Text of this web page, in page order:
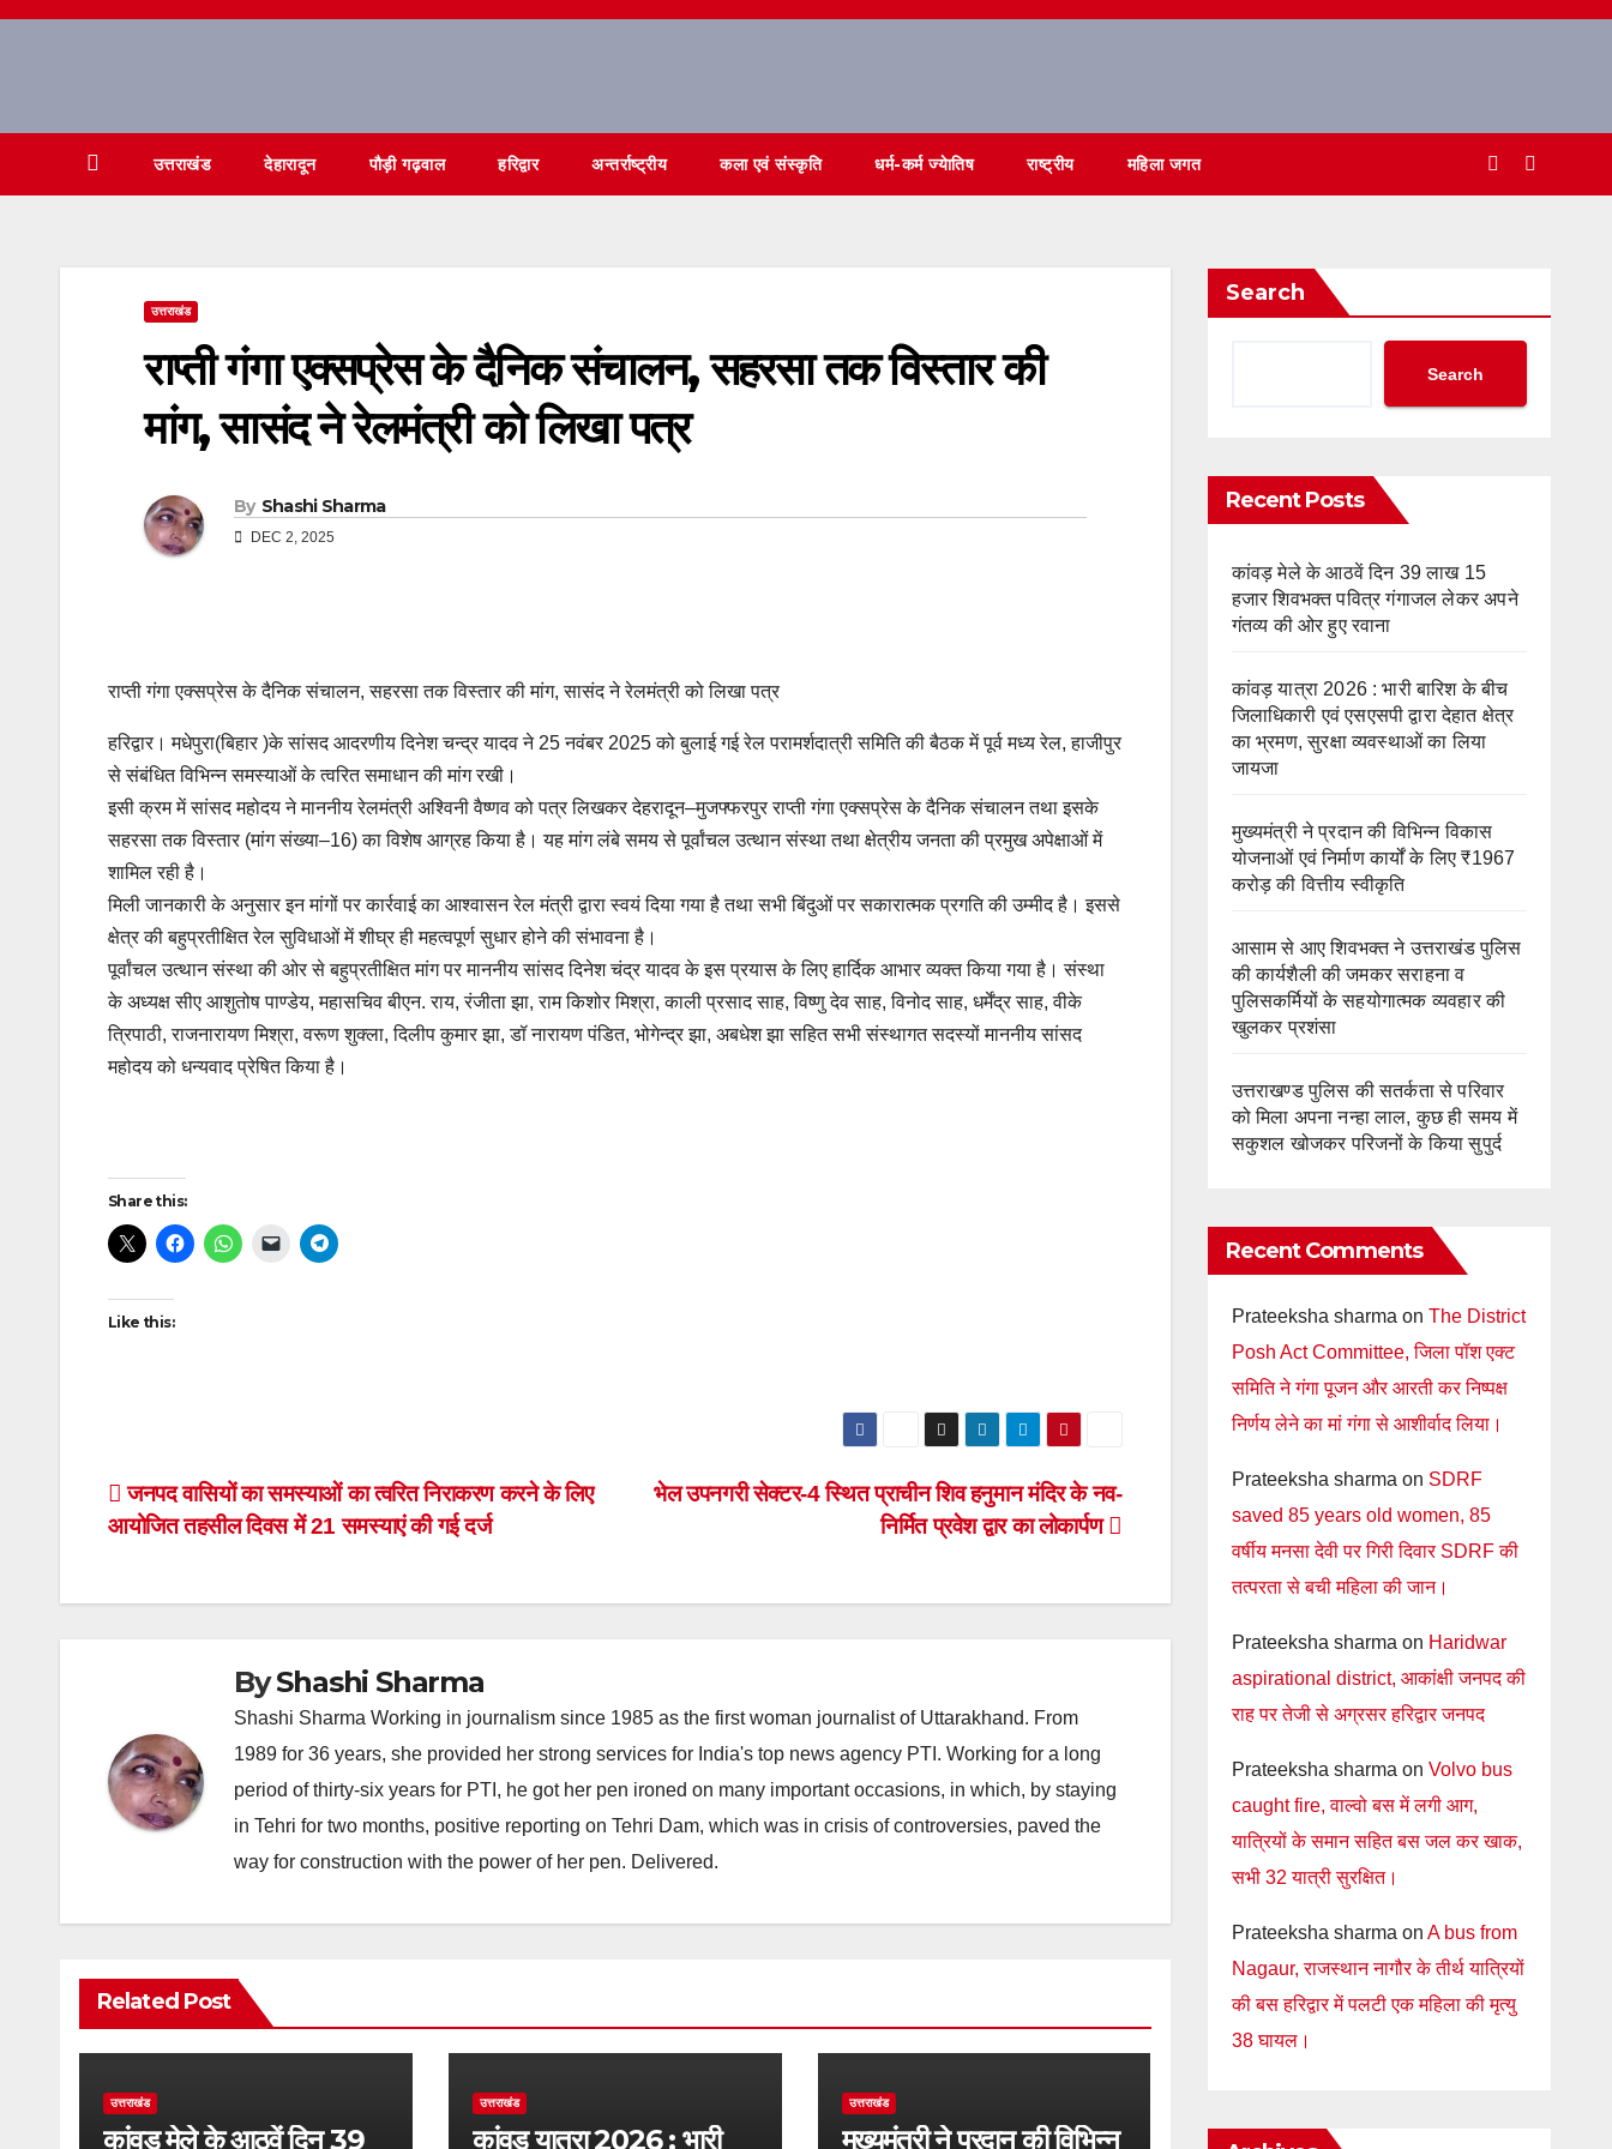
Skip
उत्तराखंड देहारादून पौड़ी गढ़वाल हरिद्वार अन्तर्राष्ट्रीय कला एवं संस्कृति धर्म-कर्म ज्येातिष राष्ट्रीय महिला जगत
उत्तराखंड
राप्ती गंगा एक्सप्रेस के दैनिक संचालन, सहरसा तक विस्तार की
मांग, सासंद ने रेलमंत्री को लिखा पत्र
By Shashi Sharma
DEC 2, 2025
राप्ती गंगा एक्सप्रेस के दैनिक संचालन, सहरसा तक विस्तार की मांग, सासंद ने रेलमंत्री को लिखा पत्र
हरिद्वार। मधेपुरा(बिहार )के सांसद आदरणीय दिनेश चन्द्र यादव ने 25 नवंबर 2025 को बुलाई गई रेल परामर्शदात्री समिति की बैठक में पूर्व मध्य रेल, हाजीपुर
से संबंधित विभिन्न समस्याओं के त्वरित समाधान की मांग रखी।
इसी क्रम में सांसद महोदय ने माननीय रेलमंत्री अश्विनी वैष्णव को पत्र लिखकर देहरादून–मुजफ्फरपुर राप्ती गंगा एक्सप्रेस के दैनिक संचालन तथा इसके
सहरसा तक विस्तार (मांग संख्या–16) का विशेष आग्रह किया है। यह मांग लंबे समय से पूर्वांचल उत्थान संस्था तथा क्षेत्रीय जनता की प्रमुख अपेक्षाओं में
शामिल रही है।
मिली जानकारी के अनुसार इन मांगों पर कार्रवाई का आश्वासन रेल मंत्री द्वारा स्वयं दिया गया है तथा सभी बिंदुओं पर सकारात्मक प्रगति की उम्मीद है। इससे
क्षेत्र की बहुप्रतीक्षित रेल सुविधाओं में शीघ्र ही महत्वपूर्ण सुधार होने की संभावना है।
पूर्वांचल उत्थान संस्था की ओर से बहुप्रतीक्षित मांग पर माननीय सांसद दिनेश चंद्र यादव के इस प्रयास के लिए हार्दिक आभार व्यक्त किया गया है। संस्था
के अध्यक्ष सीए आशुतोष पाण्डेय, महासचिव बीएन. राय, रंजीता झा, राम किशोर मिश्रा, काली प्रसाद साह, विष्णु देव साह, विनोद साह, धर्मेंद्र साह, वीके
त्रिपाठी, राजनारायण मिश्रा, वरूण शुक्ला, दिलीप कुमार झा, डॉ नारायण पंडित, भोगेन्द्र झा, अबधेश झा सहित सभी संस्थागत सदस्यों माननीय सांसद
महोदय को धन्यवाद प्रेषित किया है।
Post
navigation
Share this:
Like this:
Post
navigation
भेल उपनगरी सेक्टर-4 स्थित प्राचीन शिव हनुमान मंदिर के नव-
निर्मित प्रवेश द्वार का लोकार्पण
जनपद वासियों का समस्याओं का त्वरित निराकरण करने के लिए
आयोजित तहसील दिवस में 21 समस्याएं की गई दर्ज
ByShashi Sharma
Shashi Sharma Working in journalism since 1985 as the first woman journalist of Uttarakhand. From
1989 for 36 years, she provided her strong services for India's top news agency PTI. Working for a long
period of thirty-six years for PTI, he got her pen ironed on many important occasions, in which, by staying
in Tehri for two months, positive reporting on Tehri Dam, which was in crisis of controversies, paved the
way for construction with the power of her pen. Delivered.
Related Post
उत्तराखंड
कांवड़ मेले के आठवें दिन 39
उत्तराखंड
कांवड़ यात्रा 2026 : भारी
उत्तराखंड
मुख्यमंत्री ने प्रदान की विभिन्न
Search
Search
Recent Posts
कांवड़ मेले के आठवें दिन 39 लाख 15
हजार शिवभक्त पवित्र गंगाजल लेकर अपने
गंतव्य की ओर हुए रवाना
कांवड़ यात्रा 2026 : भारी बारिश के बीच
जिलाधिकारी एवं एसएसपी द्वारा देहात क्षेत्र
का भ्रमण, सुरक्षा व्यवस्थाओं का लिया
जायजा
मुख्यमंत्री ने प्रदान की विभिन्न विकास
योजनाओं एवं निर्माण कार्यों के लिए ₹1967
करोड़ की वित्तीय स्वीकृति
आसाम से आए शिवभक्त ने उत्तराखंड पुलिस
की कार्यशैली की जमकर सराहना व
पुलिसकर्मियों के सहयोगात्मक व्यवहार की
खुलकर प्रशंसा
उत्तराखण्ड पुलिस की सतर्कता से परिवार
को मिला अपना नन्हा लाल, कुछ ही समय में
सकुशल खोजकर परिजनों के किया सुपुर्द
Recent Comments
Prateeksha sharma on The District
Posh Act Committee, जिला पॉश एक्ट
समिति ने गंगा पूजन और आरती कर निष्पक्ष
निर्णय लेने का मां गंगा से आशीर्वाद लिया।
Prateeksha sharma on SDRF
saved 85 years old women, 85
वर्षीय मनसा देवी पर गिरी दिवार SDRF की
तत्परता से बची महिला की जान।
Prateeksha sharma on Haridwar
aspirational district, आकांक्षी जनपद की
राह पर तेजी से अग्रसर हरिद्वार जनपद
Prateeksha sharma on Volvo bus
caught fire, वाल्वो बस में लगी आग,
यात्रियों के समान सहित बस जल कर खाक,
सभी 32 यात्री सुरक्षित।
Prateeksha sharma on A bus from
Nagaur, राजस्थान नागौर के तीर्थ यात्रियों
की बस हरिद्वार में पलटी एक महिला की मृत्यु
38 घायल।